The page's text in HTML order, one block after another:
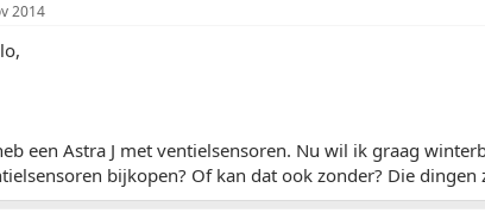
2014
een Astra J met ventielsensoren. Nu wil ik graag
bijkopen? Of kan dat ook zonder? Die dingen